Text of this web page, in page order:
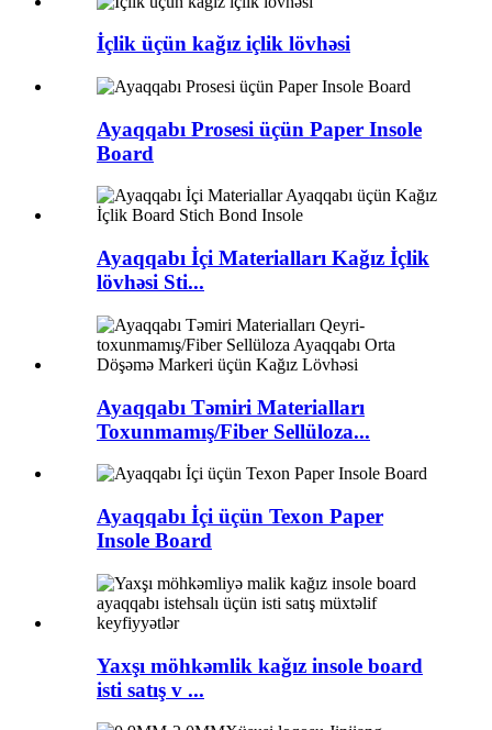
İçlik üçün kağız içlik lövhəsi
Ayaqqabı Prosesi üçün Paper Insole
Board
Ayaqqabı İçi Materialları Kağız İçlik
lövhəsi Sti...
Ayaqqabı Təmiri Materialları
Toxunmamış/Fiber Sellüloza...
Ayaqqabı İçi üçün Texon Paper
Insole Board
Yaxşı möhkəmlik kağız insole board
isti satış v ...